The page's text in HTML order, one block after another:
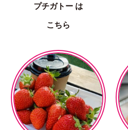
プチガトー は
こちら